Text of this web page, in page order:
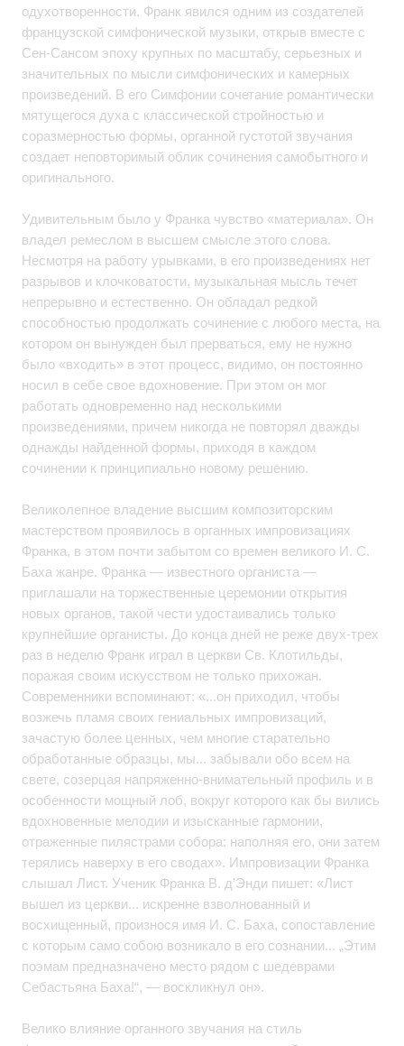
одухотворенности. Франк явился одним из создателей
французской симфонической музыки, открыв вместе с
Сен-Сансом эпоху крупных по масштабу, серьезных и
значительных по мысли симфонических и камерных
произведений. В его Симфонии сочетание романтически
мятущегося духа с классической стройностью и
соразмерностью формы, органной густотой звучания
создает неповторимый облик сочинения самобытного и
оригинального.
Удивительным было у Франка чувство «материала». Он
владел ремеслом в высшем смысле этого слова.
Несмотря на работу урывками, в его произведениях нет
разрывов и клочковатости, музыкальная мысль течет
непрерывно и естественно. Он обладал редкой
способностью продолжать сочинение с любого места, на
котором он вынужден был прерваться, ему не нужно
было «входить» в этот процесс, видимо, он постоянно
носил в себе свое вдохновение. При этом он мог
работать одновременно над несколькими
произведениями, причем никогда не повторял дважды
однажды найденной формы, приходя в каждом
сочинении к принципиально новому решению.
Великолепное владение высшим композиторским
мастерством проявилось в органных импровизациях
Франка, в этом почти забытом со времен великого И. С.
Баха жанре. Франка — известного органиста —
приглашали на торжественные церемонии открытия
новых органов, такой чести удостаивались только
крупнейшие органисты. До конца дней не реже двух-трех
раз в неделю Франк играл в церкви Св. Клотильды,
поражая своим искусством не только прихожан.
Современники вспоминают: «...он приходил, чтобы
возжечь пламя своих гениальных импровизаций,
зачастую более ценных, чем многие старательно
обработанные образцы, мы... забывали обо всем на
свете, созерцая напряженно-внимательный профиль и в
особенности мощный лоб, вокруг которого как бы вились
вдохновенные мелодии и изысканные гармонии,
отраженные пилястрами собора: наполняя его, они затем
терялись наверху в его сводах». Импровизации Франка
слышал Лист. Ученик Франка В. д’Энди пишет: «Лист
вышел из церкви... искренне взволнованный и
восхищенный, произнося имя И. С. Баха, сопоставление
с которым само собою возникало в его сознании... „Этим
поэмам предназначено место рядом с шедеврами
Себастьяна Баха!“, — воскликнул он».
Велико влияние органного звучания на стиль